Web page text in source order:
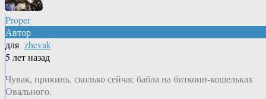
Proper
Автор
для zhevak
5 лет назад
Чувак, прикинь, сколько сейчас бабла на биткоин-кошельках
Овального.